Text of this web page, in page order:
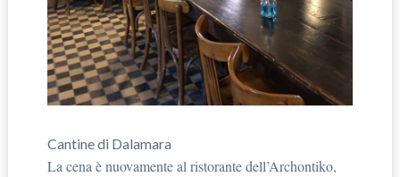
Cantine di Dalamara
La cena è nuovamente al ristorante dell’Archontiko,